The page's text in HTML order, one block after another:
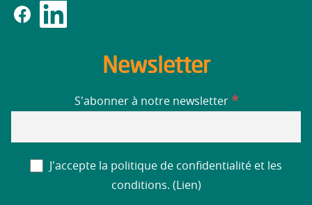
Newsletter
S'abonner à notre newsletter *
J'accepte la politique de confidentialité et les
conditions. ( Lien)